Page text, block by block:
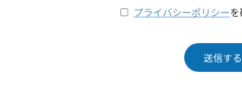
プライバシーポリシーを